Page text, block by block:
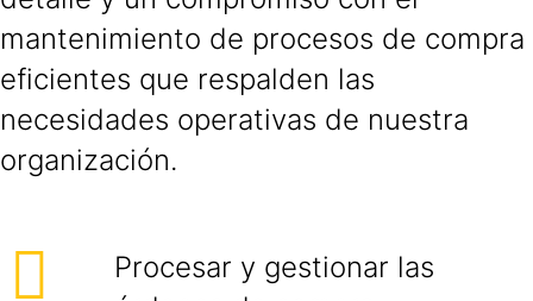
mantenimiento de procesos de compra
eficientes que respalden las
necesidades operativas de nuestra
organización.
Procesar y gestionar las